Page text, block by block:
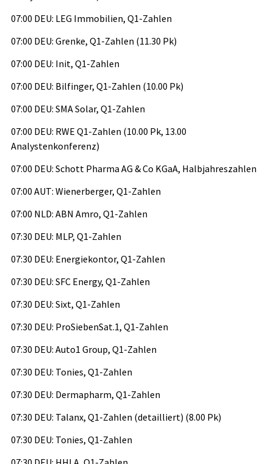
07:00 DEU: LEG Immobilien, Q1-Zahlen
07:00 DEU: Grenke, Q1-Zahlen (11.30 Pk)
07:00 DEU: Init, Q1-Zahlen
07:00 DEU: Bilfinger, Q1-Zahlen (10.00 Pk)
07:00 DEU: SMA Solar, Q1-Zahlen
07:00 DEU: RWE Q1-Zahlen (10.00 Pk, 13.00
Analystenkonferenz)
07:00 DEU: Schott Pharma AG & Co KGaA, Halbjahreszahlen
07:00 AUT: Wienerberger, Q1-Zahlen
07:00 NLD: ABN Amro, Q1-Zahlen
07:30 DEU: MLP, Q1-Zahlen
07:30 DEU: Energiekontor, Q1-Zahlen
07:30 DEU: SFC Energy, Q1-Zahlen
07:30 DEU: Sixt, Q1-Zahlen
07:30 DEU: ProSiebenSat.1, Q1-Zahlen
07:30 DEU: Auto1 Group, Q1-Zahlen
07:30 DEU: Tonies, Q1-Zahlen
07:30 DEU: Dermapharm, Q1-Zahlen
07:30 DEU: Talanx, Q1-Zahlen (detailliert) (8.00 Pk)
07:30 DEU: Tonies, Q1-Zahlen